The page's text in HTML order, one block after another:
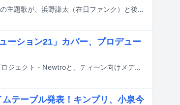
本日4月20日に放送がスタートしたドラマ「銀河の一票」の主題歌が、浜野謙太（在日ファンク）と後藤真希によるコラボ曲「おーへい」であることが発表された。この曲は5月12日に配信リリースされる。
ーション21」カバー、プロデュー
ソニー・ミュージックソリューションズが展開する音楽プロジェクト・Newtroと、ティーン向けメディア「Popteen」による共同企画が始動。「Popteen」の専属モデルがモーニング娘。の代表曲「恋愛レボリューション21」をカバーすることが決定した。
テーブル発表！キンプリ、小泉今